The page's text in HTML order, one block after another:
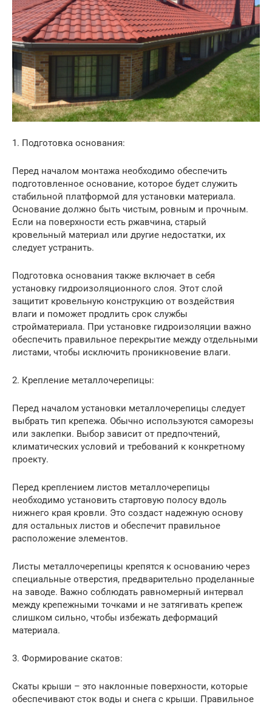
1. Подготовка основания:
Перед началом монтажа необходимо обеспечить
подготовленное основание, которое будет служить
стабильной платформой для установки материала.
Основание должно быть чистым, ровным и прочным.
Если на поверхности есть ржавчина, старый
кровельный материал или другие недостатки, их
следует устранить.
Подготовка основания также включает в себя
установку гидроизоляционного слоя. Этот слой
защитит кровельную конструкцию от воздействия
влаги и поможет продлить срок службы
стройматериала. При установке гидроизоляции важно
обеспечить правильное перекрытие между отдельными
листами, чтобы исключить проникновение влаги.
2. Крепление металлочерепицы:
Перед началом установки металлочерепицы следует
выбрать тип крепежа. Обычно используются саморезы
или заклепки. Выбор зависит от предпочтений,
климатических условий и требований к конкретному
проекту.
Перед креплением листов металлочерепицы
необходимо установить стартовую полосу вдоль
нижнего края кровли. Это создаст надежную основу
для остальных листов и обеспечит правильное
расположение элементов.
Листы металлочерепицы крепятся к основанию через
специальные отверстия, предварительно проделанные
на заводе. Важно соблюдать равномерный интервал
между крепежными точками и не затягивать крепеж
слишком сильно, чтобы избежать деформаций
материала.
3. Формирование скатов:
Скаты крыши – это наклонные поверхности, которые
обеспечивают сток воды и снега с крыши. Правильное